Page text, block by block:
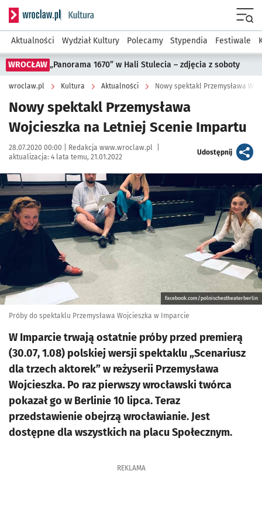
Serwis informacyjny wroclaw.pl podserwis: Kultura
Aktualności Wydział Kultury Polecamy Stypendia Festiwale
WROCŁAW „Panorama 1670” w Hali Stulecia – zdjęcia z soboty
wroclaw.pl Kultura Aktualności Nowy spektakl Przemysława
Nowy spektakl Przemysława
Wojcieszka na Letniej Scenie Impartu
Data publikacji:
28.07.2020 00:00 | Autor:
Redakcja www.wroclaw.pl
aktualizacja: 4 lata temu, 21.01.2022
Udostępnijartykuł
Kliknij, aby powiększyć
facebook.com/polnischestheaterberlin
Próby do spektaklu Przemysława Wojcieszka w Imparcie
W Imparcie trwają ostatnie próby przed premierą
(30.07, 1.08) polskiej wersji spektaklu „Scenariusz
dla trzech aktorek” w reżyserii Przemysława
Wojcieszka. Po raz pierwszy wrocławski twórca
pokazał go w Berlinie 10 lipca. Teraz
przedstawienie obejrzą wrocławianie. Jest
dostępne dla wszystkich na placu Społecznym.
REKLAMA